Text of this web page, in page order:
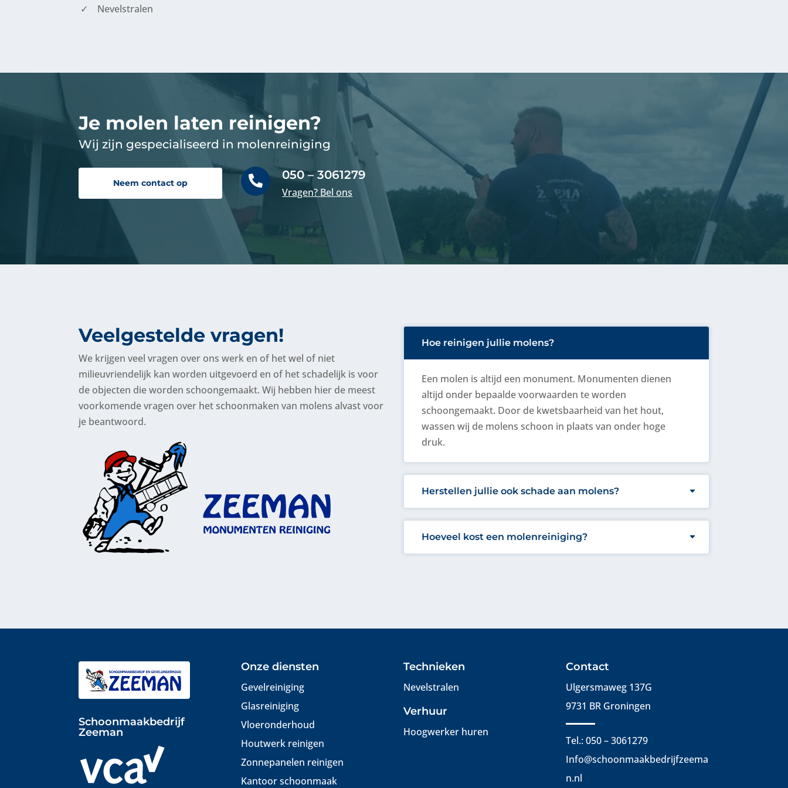
Nevelstralen
Je molen laten reinigen?
Wij zijn gespecialiseerd in molenreiniging
Neem contact op  050 – 3061279
Vragen? Bel ons
Veelgestelde vragen!
We krijgen veel vragen over ons werk en of het wel of niet
milieuvriendelijk kan worden uitgevoerd en of het schadelijk is voor
de objecten die worden schoongemaakt. Wij hebben hier de meest
voorkomende vragen over het schoonmaken van molens alvast voor
je beantwoord.
Hoe reinigen jullie molens?
Een molen is altijd een monument. Monumenten dienen
altijd onder bepaalde voorwaarden te worden
schoongemaakt. Door de kwetsbaarheid van het hout,
wassen wij de molens schoon in plaats van onder hoge
druk.
Herstellen jullie ook schade aan molens?
Hoeveel kost een molenreiniging?
Schoonmaakbedrijf
Zeeman
Onze diensten
Gevelreiniging
Glasreiniging
Vloeronderhoud
Houtwerk reinigen
Zonnepanelen reinigen
Kantoor schoonmaak
Technieken
Nevelstralen
Verhuur
Hoogwerker huren
Contact
Ulgersmaweg 137G
9731 BR Groningen
Tel.: 050 – 3061279
Info@schoonmaakbedrijfzeema
n.nl